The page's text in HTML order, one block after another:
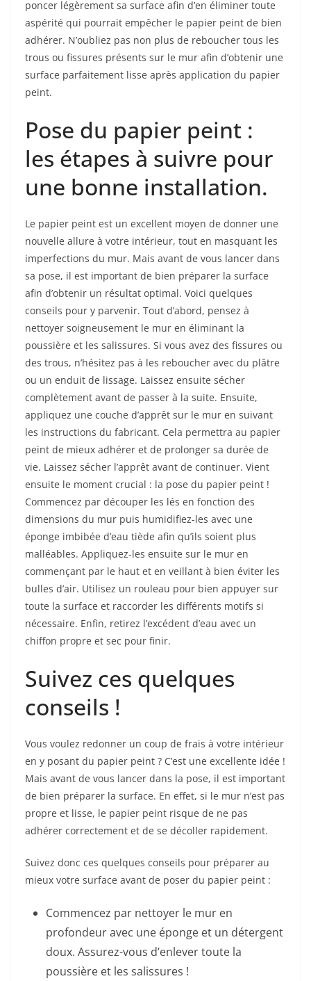
poncer légèrement sa surface afin d’en éliminer toute
aspérité qui pourrait empêcher le papier peint de bien
adhérer. N’oubliez pas non plus de reboucher tous les
trous ou fissures présents sur le mur afin d’obtenir une
surface parfaitement lisse après application du papier
peint.
Pose du papier peint :
les étapes à suivre pour
une bonne installation.
Le papier peint est un excellent moyen de donner une
nouvelle allure à votre intérieur, tout en masquant les
imperfections du mur. Mais avant de vous lancer dans
sa pose, il est important de bien préparer la surface
afin d’obtenir un résultat optimal. Voici quelques
conseils pour y parvenir. Tout d’abord, pensez à
nettoyer soigneusement le mur en éliminant la
poussière et les salissures. Si vous avez des fissures ou
des trous, n’hésitez pas à les reboucher avec du plâtre
ou un enduit de lissage. Laissez ensuite sécher
complètement avant de passer à la suite. Ensuite,
appliquez une couche d’apprêt sur le mur en suivant
les instructions du fabricant. Cela permettra au papier
peint de mieux adhérer et de prolonger sa durée de
vie. Laissez sécher l’apprêt avant de continuer. Vient
ensuite le moment crucial : la pose du papier peint !
Commencez par découper les lés en fonction des
dimensions du mur puis humidifiez-les avec une
éponge imbibée d’eau tiède afin qu’ils soient plus
malléables. Appliquez-les ensuite sur le mur en
commençant par le haut et en veillant à bien éviter les
bulles d’air. Utilisez un rouleau pour bien appuyer sur
toute la surface et raccorder les différents motifs si
nécessaire. Enfin, retirez l’excédent d’eau avec un
chiffon propre et sec pour finir.
Suivez ces quelques
conseils !
Vous voulez redonner un coup de frais à votre intérieur
en y posant du papier peint ? C’est une excellente idée !
Mais avant de vous lancer dans la pose, il est important
de bien préparer la surface. En effet, si le mur n’est pas
propre et lisse, le papier peint risque de ne pas
adhérer correctement et de se décoller rapidement.
Suivez donc ces quelques conseils pour préparer au
mieux votre surface avant de poser du papier peint :
Commencez par nettoyer le mur en
profondeur avec une éponge et un détergent
doux. Assurez-vous d’enlever toute la
poussière et les salissures !